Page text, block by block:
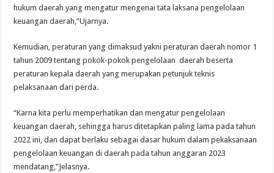
hukum daerah yang mengatur mengenai tata laksana pengelolaan
keuangan daerah,”Ujarnya.
Kemudian, peraturan yang dimaksud yakni peraturan daerah nomor 1
tahun 2009 tentang pokok-pokok pengelolaan daerah beserta
peraturan kepala daerah yang merupakan petunjuk teknis
pelaksanaan dari perda.
“Karna kita perlu memperhatikan dan mengatur pengelolaan
keuangan daerah, sehingga harus ditetapkan paling lama pada tahun
2022 ini, dan dapat berlaku sebagai dasar hukum dalam pekaksanaan
pengelolaan keuangan di daerah pada tahun anggaran 2023
mendatang,”Jelasnya.